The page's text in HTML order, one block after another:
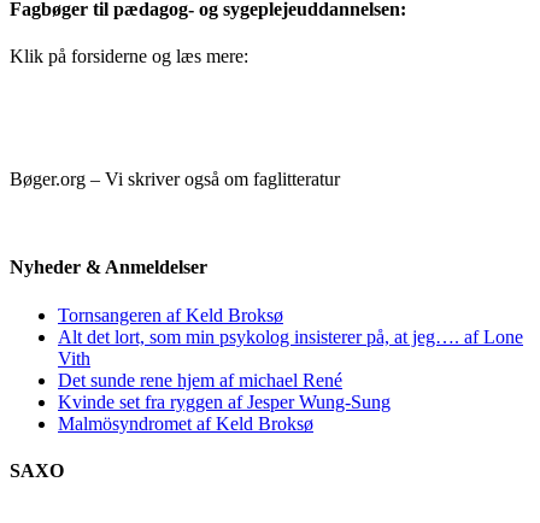
Fagbøger til pædagog- og sygeplejeuddannelsen:
Klik på forsiderne og læs mere:
Bøger.org – Vi skriver også om faglitteratur
Nyheder & Anmeldelser
Tornsangeren af Keld Broksø
Alt det lort, som min psykolog insisterer på, at jeg…. af Lone
Vith
Det sunde rene hjem af michael René
Kvinde set fra ryggen af Jesper Wung-Sung
Malmösyndromet af Keld Broksø
SAXO